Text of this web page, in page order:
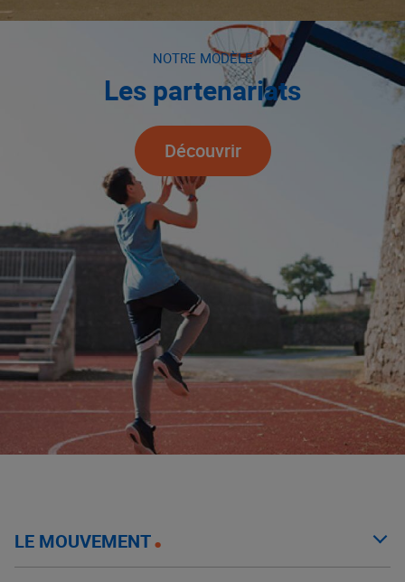
NOTRE MODÈLE
Les partenariats
Découvrir
LE MOUVEMENT